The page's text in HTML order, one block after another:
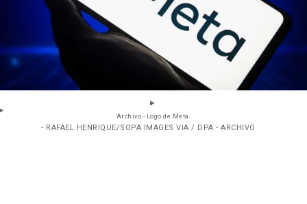
Archivo - Logo de Meta.
- RAFAEL HENRIQUE/SOPA IMAGES VIA / DPA - ARCHIVO